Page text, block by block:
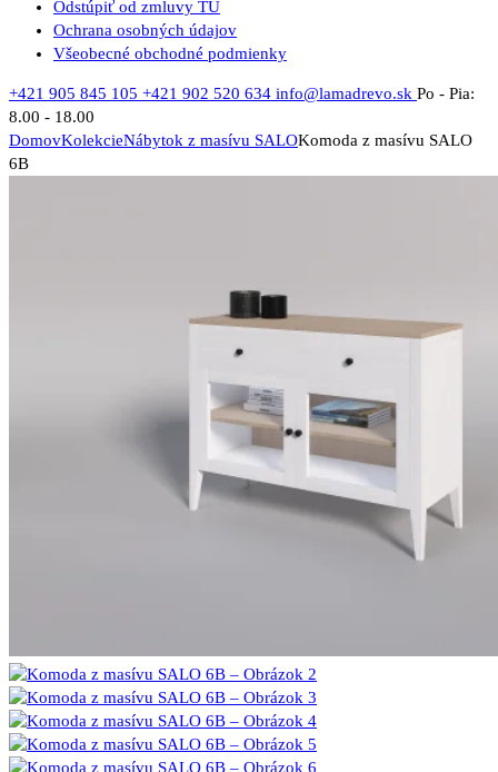
Odstúpiť od zmluvy TU
Ochrana osobných údajov
Všeobecné obchodné podmienky
+421 905 845 105 +421 902 520 634 info@lamadrevo.sk Po - Pia:
8.00 - 18.00
DomovKolekcieNábytok z masívu SALOKomoda z masívu SALO
6B